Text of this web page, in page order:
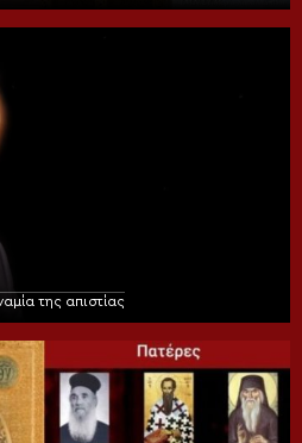
της απιστίας